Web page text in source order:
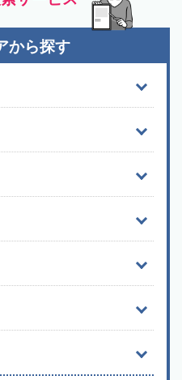
から探す